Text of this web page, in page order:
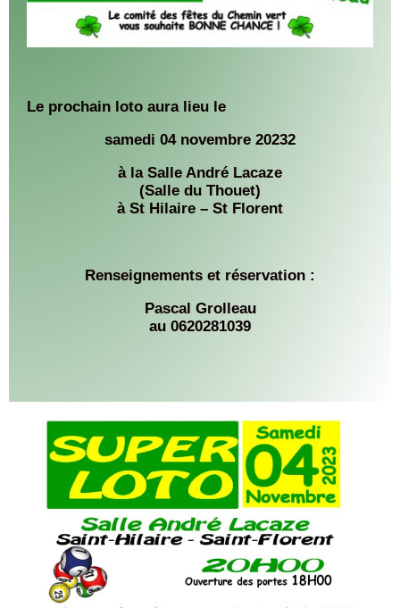
Le prochain loto aura lieu le
samedi 04 novembre 20232
à la Salle André Lacaze
(Salle du Thouet)
à St Hilaire – St Florent
Renseignements et réservation :
Pascal Grolleau
au 0620281039